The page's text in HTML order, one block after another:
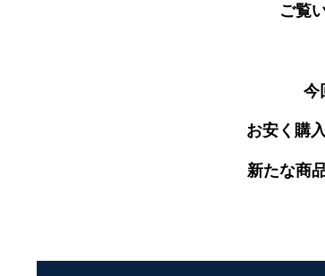
ご覧
今
お安く購
新たな商